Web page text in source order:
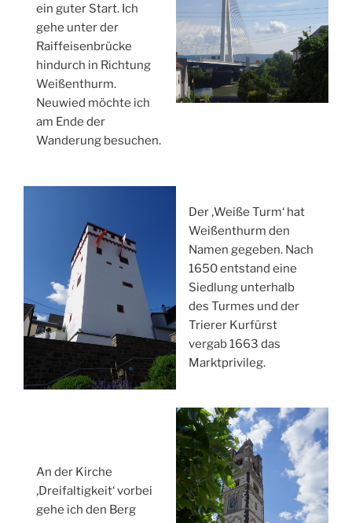
ein guter Start. Ich
gehe unter der
Raiffeisenbrücke
hindurch in Richtung
Weißenthurm.
Neuwied möchte ich
am Ende der
Wanderung besuchen.
Der ‚Weiße Turm‘ hat
Weißenthurm den
Namen gegeben. Nach
1650 entstand eine
Siedlung unterhalb
des Turmes und der
Trierer Kurfürst
vergab 1663 das
Marktprivileg.
An der Kirche
‚Dreifaltigkeit‘ vorbei
gehe ich den Berg